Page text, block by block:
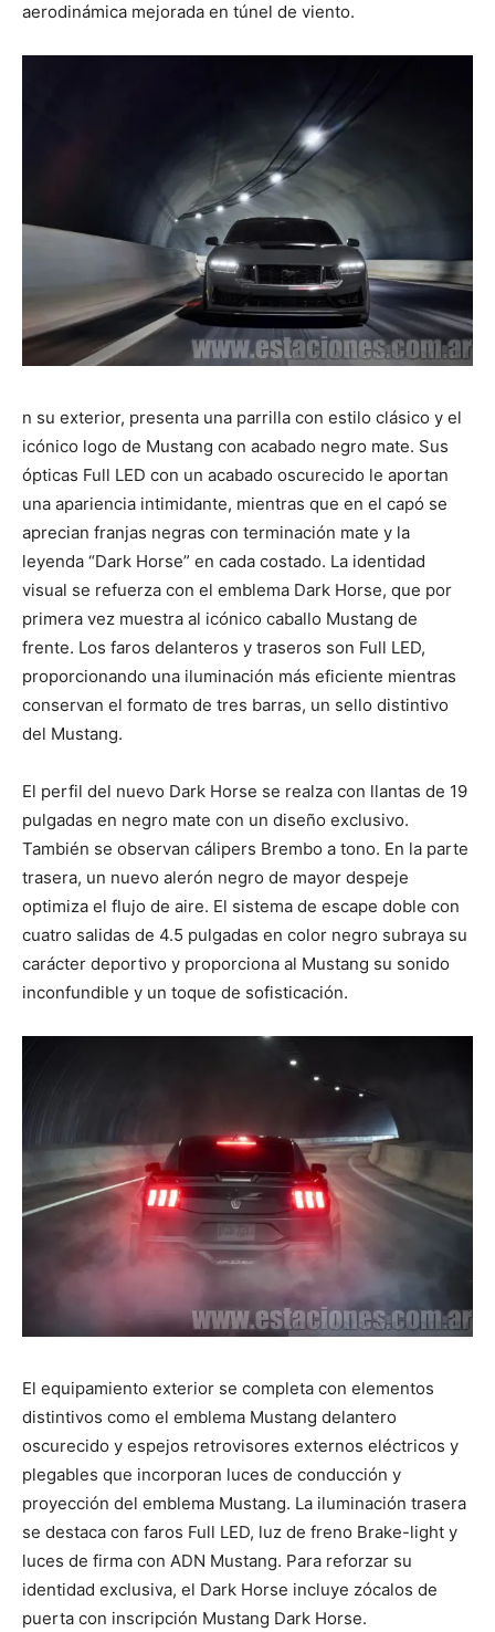
aerodinámica mejorada en túnel de viento.
n su exterior, presenta una parrilla con estilo clásico y el
icónico logo de Mustang con acabado negro mate. Sus
ópticas Full LED con un acabado oscurecido le aportan
una apariencia intimidante, mientras que en el capó se
aprecian franjas negras con terminación mate y la
leyenda “Dark Horse” en cada costado. La identidad
visual se refuerza con el emblema Dark Horse, que por
primera vez muestra al icónico caballo Mustang de
frente. Los faros delanteros y traseros son Full LED,
proporcionando una iluminación más eficiente mientras
conservan el formato de tres barras, un sello distintivo
del Mustang.
El perfil del nuevo Dark Horse se realza con llantas de 19
pulgadas en negro mate con un diseño exclusivo.
También se observan cálipers Brembo a tono. En la parte
trasera, un nuevo alerón negro de mayor despeje
optimiza el flujo de aire. El sistema de escape doble con
cuatro salidas de 4.5 pulgadas en color negro subraya su
carácter deportivo y proporciona al Mustang su sonido
inconfundible y un toque de sofisticación.
El equipamiento exterior se completa con elementos
distintivos como el emblema Mustang delantero
oscurecido y espejos retrovisores externos eléctricos y
plegables que incorporan luces de conducción y
proyección del emblema Mustang. La iluminación trasera
se destaca con faros Full LED, luz de freno Brake-light y
luces de firma con ADN Mustang. Para reforzar su
identidad exclusiva, el Dark Horse incluye zócalos de
puerta con inscripción Mustang Dark Horse.